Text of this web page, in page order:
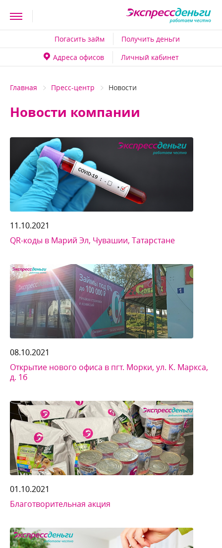
Погасить займ
Получить деньги
Адреса офисо
Личный кабинет
Главная Пресс-центр Новости
Новости компании
11.10.2021
QR-коды в Марий Эл, Чувашии, Татарстане
08.10.2021
Открытие нового офиса в пгт. Морки, ул. К. Маркса,
д. 1
01.10.2021
Благотворительная акция